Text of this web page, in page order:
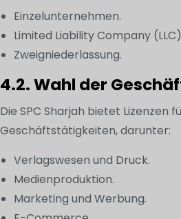
Einzelunternehmen.
Limited Liability Company
Zweigniederlassung.
4.2. Wahl der
Die SPC Sharjah bietet Lizenzen
Geschäftstätigkeiten, darunter:
Verlagswesen und Druck.
Medienproduktion.
Marketing und Werbung.